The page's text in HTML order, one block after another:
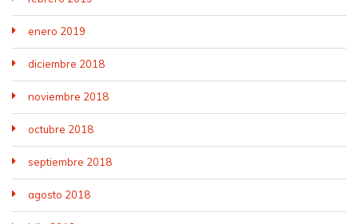
enero 2019
diciembre 2018
noviembre 2018
octubre 2018
septiembre 2018
agosto 2018